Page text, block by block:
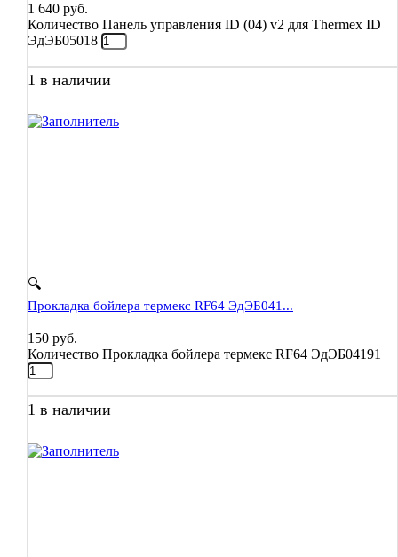
1 640 руб.
Количество Панель управления ID (04) v2 для Thermex ID
ЭдЭБ05018
1 в наличии
🔍
Прокладка бойлера термекс RF64 ЭдЭБ041...
150 руб.
Количество Прокладка бойлера термекс RF64 ЭдЭБ04191
1 в наличии